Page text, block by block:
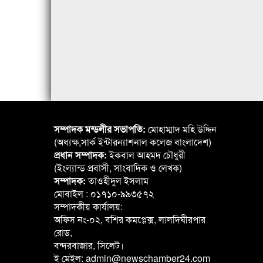
সম্পাদক মন্ডলীর সভাপতি: মোহাম্মাদ মহি উদ্দিন
(অধ্যক্ষ,সার্ক ইন্টারন্যাশনাল কলেজ বাংলাদেশ)
প্রধান সম্পাদক:ইকবাল আহমদ চৌধুরী
(ইংল্যান্ড প্রবাসী, সাংবাদিক ও লেখক)
সম্পাদক:তাওহীদুল ইসলাম
মোবাইল : ০১৭১০-৯৯৩৫৭২
সম্পাদকীয় কার্যালয়:
অফিস নং-০২, বশির কমপ্লেক্স, লালদিঘীরপার
রোড,
বন্দরবাজার, সিলেট।
ই মেইল: admin@newschamber24.com